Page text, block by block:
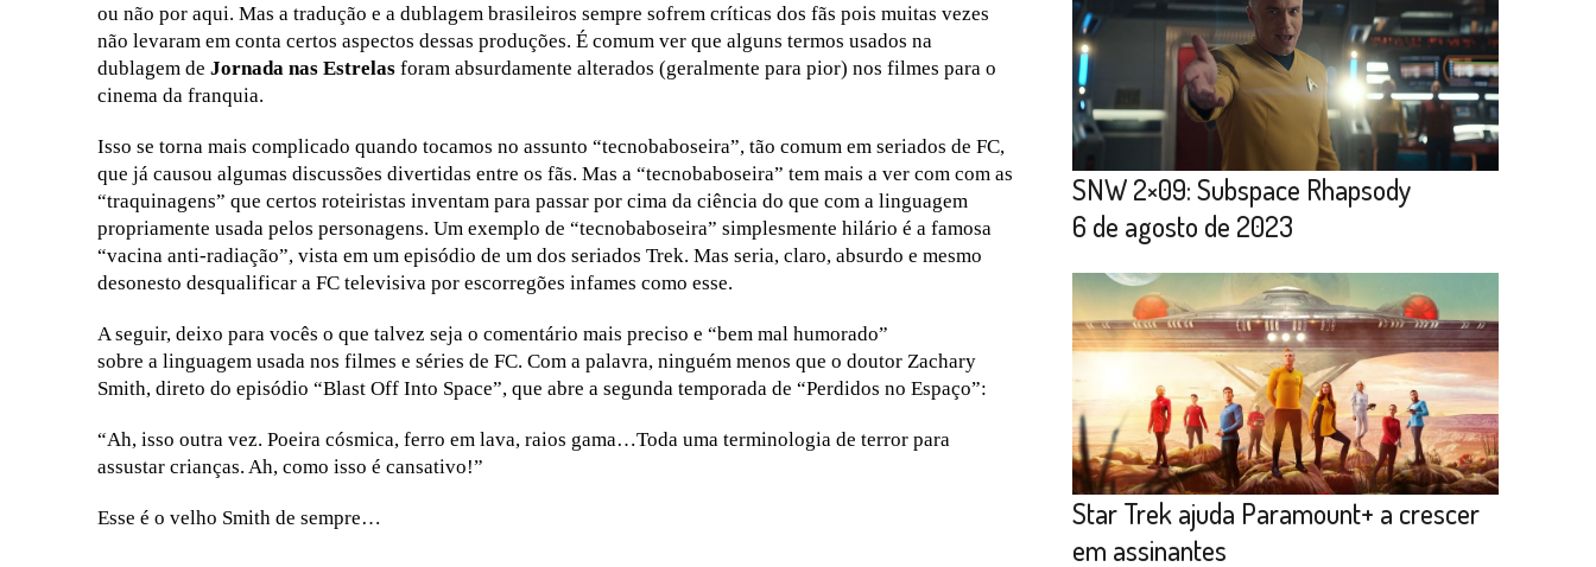
ou não por aqui. Mas a tradução e a dublagem brasileiros sempre sofrem críticas dos fãs pois muitas vezes
não levaram em conta certos aspectos dessas produções. É comum ver que alguns termos usados na
dublagem de Jornada nas Estrelas foram absurdamente alterados (geralmente para pior) nos filmes para o
cinema da franquia.
Isso se torna mais complicado quando tocamos no assunto “tecnobaboseira”, tão comum em seriados de FC,
que já causou algumas discussões divertidas entre os fãs. Mas a “tecnobaboseira” tem mais a ver com com as
“traquinagens” que certos roteiristas inventam para passar por cima da ciência do que com a linguagem
propriamente usada pelos personagens. Um exemplo de “tecnobaboseira” simplesmente hilário é a famosa
“vacina anti-radiação”, vista em um episódio de um dos seriados Trek. Mas seria, claro, absurdo e mesmo
desonesto desqualificar a FC televisiva por escorregões infames como esse.
A seguir, deixo para vocês o que talvez seja o comentário mais preciso e “bem mal humorado”
sobre a linguagem usada nos filmes e séries de FC. Com a palavra, ninguém menos que o doutor Zachary
Smith, direto do episódio “Blast Off Into Space”, que abre a segunda temporada de “Perdidos no Espaço”:
“Ah, isso outra vez. Poeira cósmica, ferro em lava, raios gama…Toda uma terminologia de terror para
assustar crianças. Ah, como isso é cansativo!”
Esse é o velho Smith de sempre…
SNW 2×09: Subspace Rhapsody
6 de agosto de 2023
Star Trek ajuda Paramount+ a crescer
em assinantes